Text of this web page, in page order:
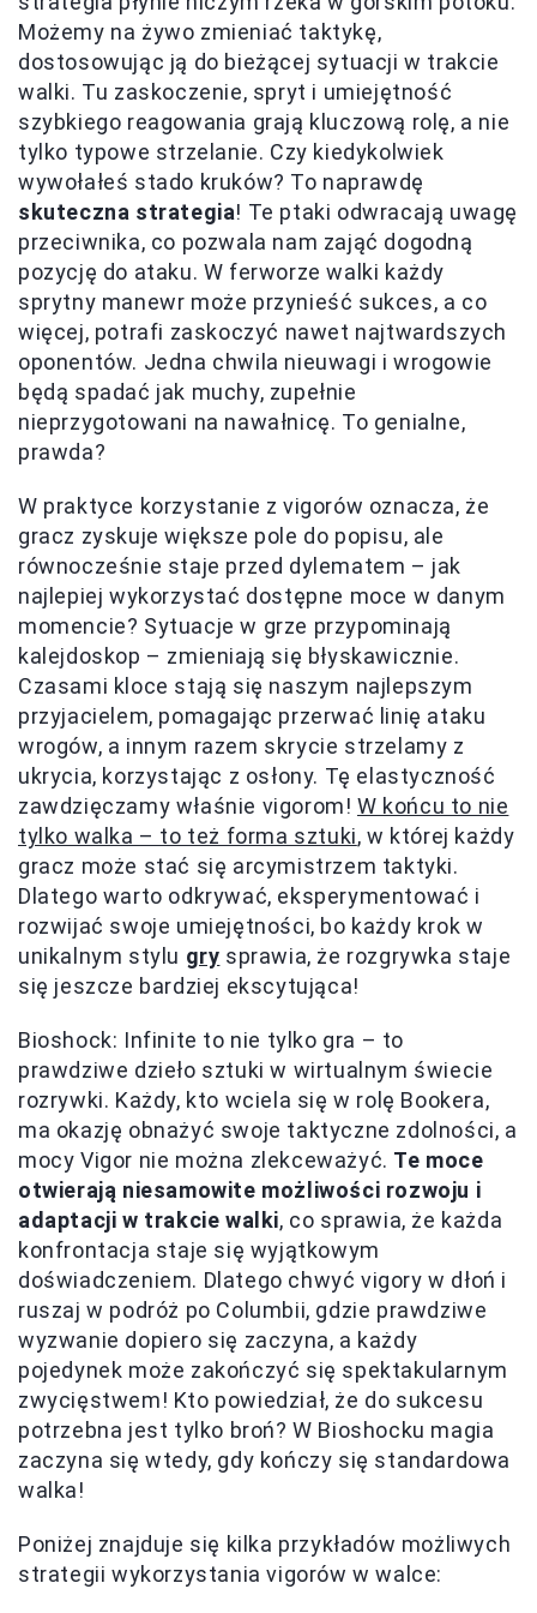
Możemy na żywo zmieniać taktykę,
dostosowując ją do bieżącej sytuacji w trakcie
walki. Tu zaskoczenie, spryt i umiejętność
szybkiego reagowania grają kluczową rolę, a nie
tylko typowe strzelanie. Czy kiedykolwiek
wywołałeś stado kruków? To naprawdę
skuteczna strategia! Te ptaki odwracają uwagę
przeciwnika, co pozwala nam zająć dogodną
pozycję do ataku. W ferworze walki każdy
sprytny manewr może przynieść sukces, a co
więcej, potrafi zaskoczyć nawet najtwardszych
oponentów. Jedna chwila nieuwagi i wrogowie
będą spadać jak muchy, zupełnie
nieprzygotowani na nawałnicę. To genialne,
prawda?
W praktyce korzystanie z vigorów oznacza, że
gracz zyskuje większe pole do popisu, ale
równocześnie staje przed dylematem – jak
najlepiej wykorzystać dostępne moce w danym
momencie? Sytuacje w grze przypominają
kalejdoskop – zmieniają się błyskawicznie.
Czasami kloce stają się naszym najlepszym
przyjacielem, pomagając przerwać linię ataku
wrogów, a innym razem skrycie strzelamy z
ukrycia, korzystając z osłony. Tę elastyczność
zawdzięczamy właśnie vigorom!W końcu to nie
tylko walka – to też forma sztuki, w której każdy
gracz może stać się arcymistrzem taktyki.
Dlatego warto odkrywać, eksperymentować i
rozwijać swoje umiejętności, bo każdy krok w
unikalnym stylu gry sprawia, że rozgrywka staje
się jeszcze bardziej ekscytująca!
Bioshock: Infinite to nie tylko gra – to
prawdziwe dzieło sztuki w wirtualnym świecie
rozrywki. Każdy, kto wciela się w rolę Bookera,
ma okazję obnażyć swoje taktyczne zdolności, a
mocy Vigor nie można zlekceważyć. Te moce
otwierają niesamowite możliwości rozwoju i
adaptacji w trakcie walki, co sprawia, że każda
konfrontacja staje się wyjątkowym
doświadczeniem. Dlatego chwyć vigory w dłoń i
ruszaj w podróż po Columbii, gdzie prawdziwe
wyzwanie dopiero się zaczyna, a każdy
pojedynek może zakończyć się spektakularnym
zwycięstwem! Kto powiedział, że do sukcesu
potrzebna jest tylko broń? W Bioshocku magia
zaczyna się wtedy, gdy kończy się standardowa
walka!
Poniżej znajduje się kilka przykładów możliwych
strategii wykorzystania vigorów w walce: